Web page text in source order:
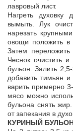
лавровый лист.
Нагреть духовку
вымыть. Лук
нарезать
овощи положить в
Затем
Чеснок очистить
бульон. Залить
добавить тимьян
варить примерно
мясо можно
бульона снять
от запекания в
КУРИНЫЙ